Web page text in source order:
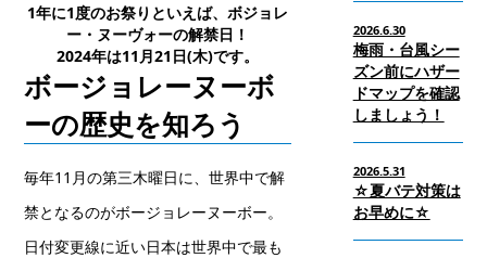
1年に1度のお祭りといえば、ボジョレ
ー・ヌーヴォーの解禁日！
2024年は11月21日(木)です。
ボージョレーヌーボ
ーの歴史を知ろう
毎年11月の第三木曜日に、世界中で解
禁となるのがボージョレーヌーボー。
日付変更線に近い日本は世界中で最も
2026.6.30
梅雨・台風シー
ズン前にハザー
ドマップを確認
しましょう！
2026.5.31
☆夏バテ対策は
お早めに☆